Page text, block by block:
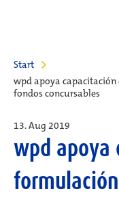
Start
wpd apoya
fondos concursables
13. Aug 2019
wpd apoya